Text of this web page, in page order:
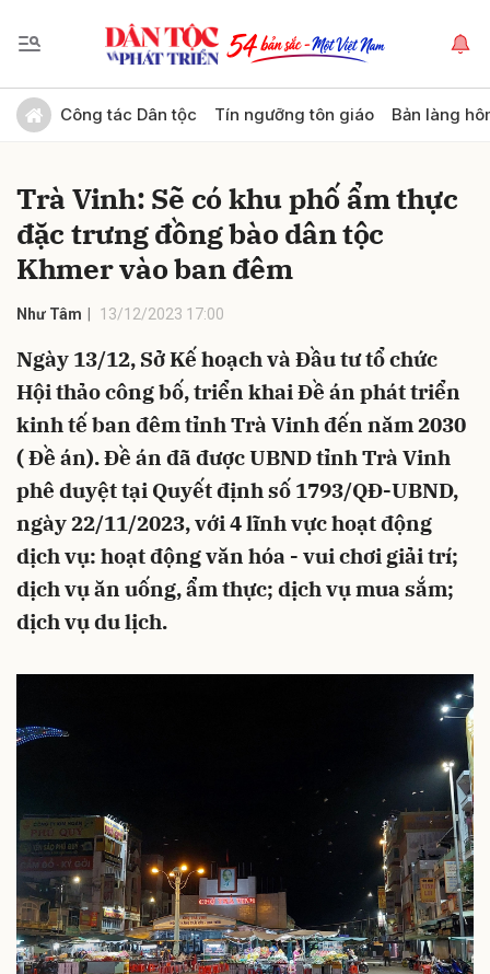
Công tác Dân tộc Tín ngưỡng tôn giáo Bản làng
Trà Vinh: Sẽ có khu phố ẩm thực
đặc trưng đồng bào dân tộc
Khmer vào ban đêm
Như Tâm 13/12/2023 17:00
Ngày 13/12, Sở Kế hoạch và Đầu tư tổ chức
Hội thảo công bố, triển khai Đề án phát triển
kinh tế ban đêm tỉnh Trà Vinh đến năm 2030
( Đề án). Đề án đã được UBND tỉnh Trà Vinh
phê duyệt tại Quyết định số 1793/QĐ-UBND,
ngày 22/11/2023, với 4 lĩnh vực hoạt động
dịch vụ: hoạt động văn hóa - vui chơi giải trí;
dịch vụ ăn uống, ẩm thực; dịch vụ mua sắm;
dịch vụ du lịch.
Gửi bình luận